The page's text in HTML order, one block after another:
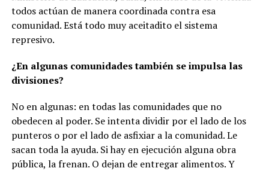
todos actúan de manera coordinada contra esa
comunidad.Está todo muy aceitadito el sistema
represivo.
¿En algunas comunidades también se impulsa las
divisiones?
No en algunas: en todas las comunidades que no
obedecen al poder. Se intenta dividir por el lado de los
punteros o por el lado de asfixiar a la comunidad. Le
sacan toda la ayuda. Si hay en ejecución alguna obra
pública, la frenan. O dejan de entregar alimentos. Y